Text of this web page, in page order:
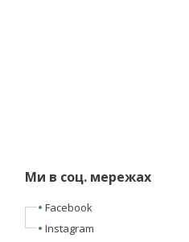
Ми в соц. мережах
Facebook
Instagram